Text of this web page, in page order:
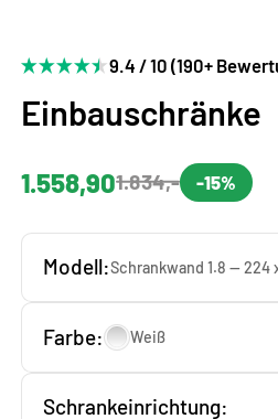
9.4 / 10 (190+
Einbauschränke
1.558,901.834,- -15%
Modell:Schrankwand 1.8 — 224
Farbe: Weiß
Schrankeinrichtung: